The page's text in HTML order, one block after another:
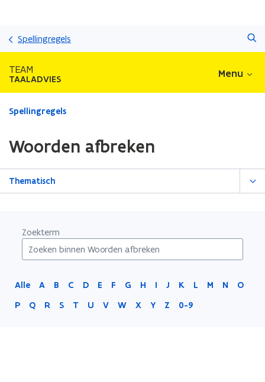
Spellingregels
TEAM
TAALADVIES Menu
Gedaan
zich
op:
Woorden
Spellingregels
Woorden afbreken
Thematisch
Zoekterm
Alle A B C D E F G H I J K L M N
O
P
Q R S T U V W X Y Z 0-9